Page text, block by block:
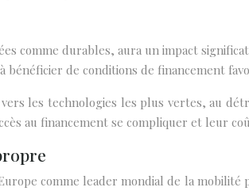
comme durables, aura un impact
de conditions de financement
les technologies les plus vertes, au
au financement se compliquer et leur
comme leader mondial de la